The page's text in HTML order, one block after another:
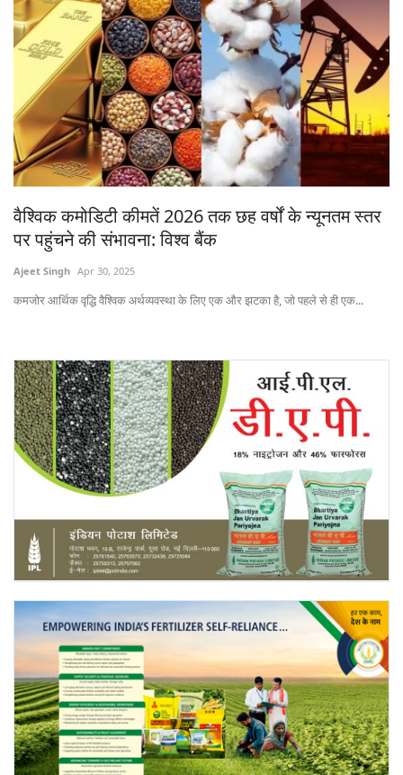
International
Rural Dialogue
Ground Report
Rural Connect
Gallery
National
Latest News
Awards 2022
Agri Start-Ups
Language
English Hindi
वैश्विक कमोडिटी कीमतें 2026 तक छह वर्षों के न्यूनतम स्तर
पर पहुंचने की संभावना: विश्व बैंक
Ajeet Singh Apr 30, 2025
कमजोर आर्थिक वृद्धि वैश्विक अर्थव्यवस्था के लिए एक और झटका है, जो पहले से ही एक...